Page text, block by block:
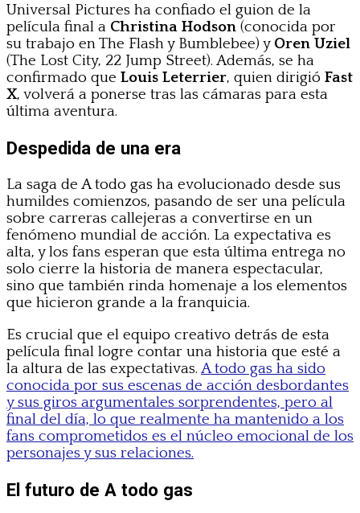
Universal Pictures ha confiado el guion de la
película final a Christina Hodson (conocida por
su trabajo en The Flash y Bumblebee) y Oren Uziel
(The Lost City, 22 Jump Street). Además, se ha
confirmado que Louis Leterrier, quien dirigió Fast
X, volverá a ponerse tras las cámaras para esta
última aventura.
Despedida de una era
La saga de A todo gas ha evolucionado desde sus
humildes comienzos, pasando de ser una película
sobre carreras callejeras a convertirse en un
fenómeno mundial de acción. La expectativa es
alta, y los fans esperan que esta última entrega no
solo cierre la historia de manera espectacular,
sino que también rinda homenaje a los elementos
que hicieron grande a la franquicia.
Es crucial que el equipo creativo detrás de esta
película final logre contar una historia que esté a
la altura de las expectativas. A todo gas ha sido
conocida por sus escenas de acción desbordantes
y sus giros argumentales sorprendentes, pero al
final del día, lo que realmente ha mantenido a los
fans comprometidos es el núcleo emocional de los
personajes y sus relaciones.
El futuro de A todo gas